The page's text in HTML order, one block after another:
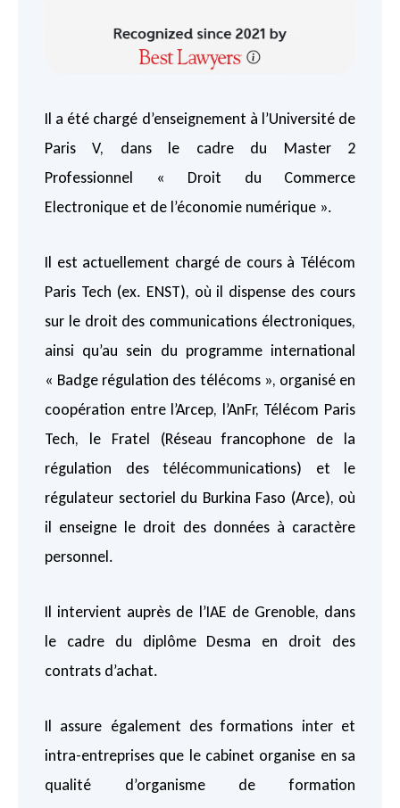
Il a été chargé d’enseignement à l’Université de
Paris V, dans le cadre du Master 2
Professionnel « Droit du Commerce
Electronique et de l’économie numérique ».
Il est actuellement chargé de cours à Télécom
Paris Tech (ex. ENST), où il dispense des cours
sur le droit des communications électroniques,
ainsi qu’au sein du programme international
« Badge régulation des télécoms », organisé en
coopération entre l’Arcep, l’AnFr, Télécom Paris
Tech, le Fratel (Réseau francophone de la
régulation des télécommunications) et le
régulateur sectoriel du Burkina Faso (Arce), où
il enseigne le droit des données à caractère
personnel.
Il intervient auprès de l’IAE de Grenoble, dans
le cadre du diplôme Desma en droit des
contrats d’achat.
Il assure également des formations inter et
intra-entreprises que le cabinet organise en sa
qualité d’organisme de formation